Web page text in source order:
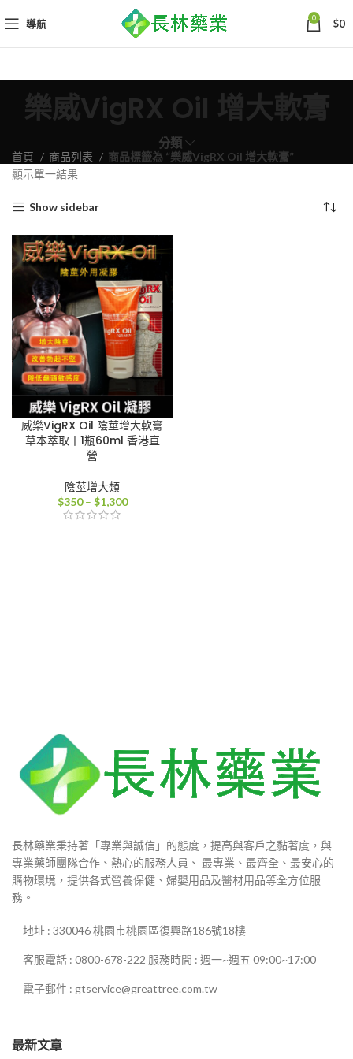
導航 0 $0
樂威VigRX Oil 增大軟膏
分類
首頁 商品列表
商品標籤為 “樂威VigRX Oil 增大軟膏”
顯示單一結果
Show sidebar
威樂VigRX Oil 陰莖增大軟膏
草本萃取丨1瓶60ml 香港直
營
陰莖增大類
$350 – $1,300價
長林藥業秉持著「專業與誠信」的態度，提高與客戶之黏著度，與
專業藥師團隊合作、熱心的服務人員、 最專業、最齊全、最安心的
購物環境，提供各式營養保健、婦嬰用品及醫材用品等全方位服
務。
地址 : 330046 桃園市桃園區復興路186號18樓
客服電話 : 0800-678-222 服務時間 : 週一~週五 09:00~17:00
電子郵件 : gtservice@greattree.com.tw
最新文章